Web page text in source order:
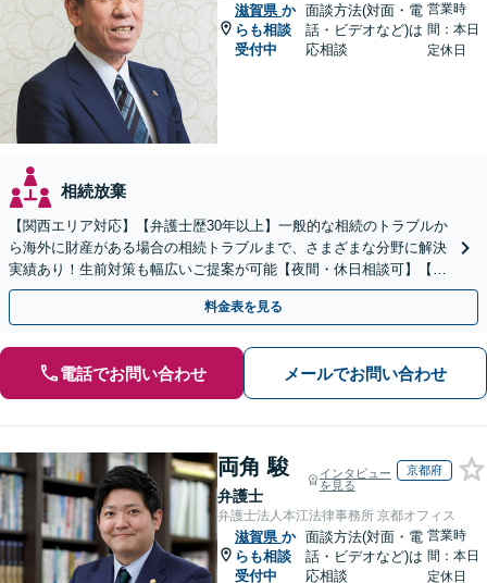
滋賀県 か
らも相談
受付中
面談方法(対面・電
話・ビデオなど)は
応相談
営業時
間：本日
定休日
相続放棄
【関西エリア対応】【弁護士歴30年以上】一般的な相続のトラブルか
ら海外に財産がある場合の相続トラブルまで、さまざまな分野に解決
実績あり！生前対策も幅広いご提案が可能【夜間・休日相談可】【完
全個室】
料金表を見る
電話でお問い合わせ メールでお問い合わせ
両角 駿
弁護士
インタビュー
を見る
京都府
弁護士法人本江法律事務所 京都オフィス
滋賀県 か
らも相談
受付中
面談方法(対面・電
話・ビデオなど)は
応相談
営業時
間：本日
定休日